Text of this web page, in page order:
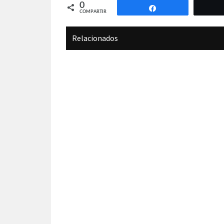
0
COMPARTIR
Relacionados